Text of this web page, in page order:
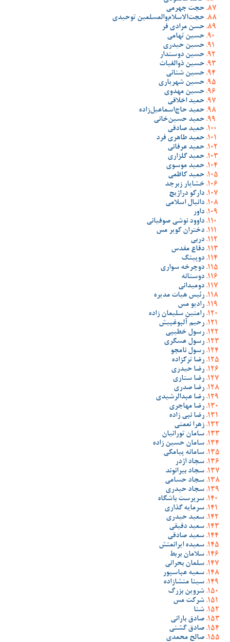
حجت جهرمی
حجت‌الاسلام‌والمسلمین توحیدی
حسن مرادی فر
حسین تهامی
حسین حیدری
حسین دوستدار
حسین ذوالغیاث
حسین شنانی
حسین شهریاری
حسین مهدوی
حمید اخلاقی
حمید حاج‌اسماعیل‌زاده
حمید حسین‌خانی
حمید صادقی
حمید طاهری فرد
حمید عرفانی
حمید گلزاری
حمید موسوی
حمید کاظمی
خشایار زبرجد
دارکو دراژیچ
دانیال اسلامی
داور
داوود نوشی صوفیانی
دختران کویر مس
دربی
دفاع مقدس
دوپینگ
دوچرخه سواری
دوستانه
دومیدانی
رئیس هیات مدیره
رادیو مس
رامتین سلیمان زاده
رحیم آلبوغبیش
رسول خطیبی
رسول عسگری
رسول نامجو
رضا ترکزاده
رضا حیدری
رضا ستاری
رضا صدری
رضا عبدالرشیدی
رضا مهاجری
رضا نبی زاده
زهرا نعمتی
سامان تورانیان
سامان حسین زاده
سامانه پیامکی
سجاد اژدر
سجاد بیرانوند
سجاد حسامی
سجاد حیدری
سرپرست باشگاه
سرمایه گذاری
سعید حیدری
سعید دقیقی
سعید صادقی
سعیده ایرانمنش
سلامان بربط
سلمان بحرانی
سمیه عباسپور
سینا منشازاده
شروین بزرگ
شرکت مس
شنا
صادق بارانی
صادق گشنی
صالح محمدی